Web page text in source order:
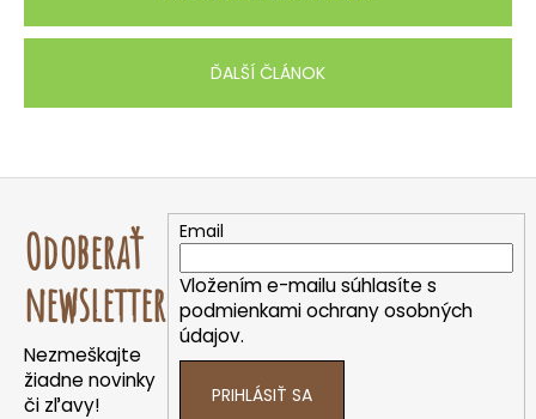
ĎALŠÍ ČLÁNOK
Z
Odoberať
newsletter
Nezmeškajte
žiadne novinky
či zľavy!
Email
Vložením e-mailu súhlasíte s
podmienkami ochrany osobných
údajov.
PRIHLÁSIŤ SA